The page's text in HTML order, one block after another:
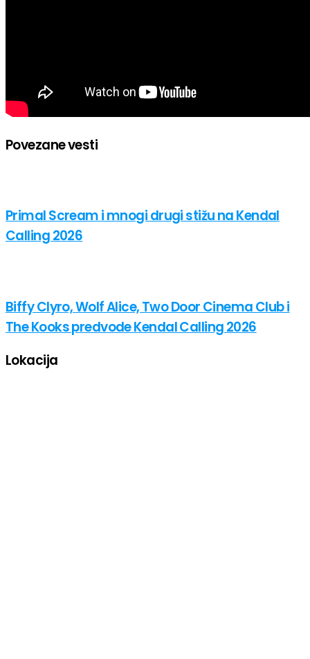
Povezane vesti
Primal Scream i mnogi drugi stižu na Kendal
Calling 2026
Biffy Clyro, Wolf Alice, Two Door Cinema Club i
The Kooks predvode Kendal Calling 2026
Lokacija